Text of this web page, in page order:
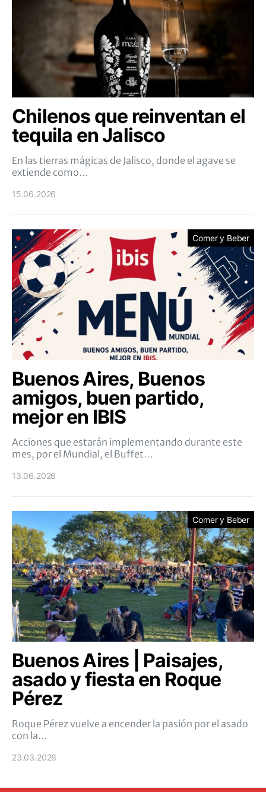
Chilenos que reinventan el
tequila en Jalisco
En las tierras mágicas de Jalisco, donde el agave se
extiende como…
15.06.2026
Comer y Beber
Buenos Aires, Buenos
amigos, buen partido,
mejor en IBIS
Acciones que estarán implementando durante este
mes, por el Mundial, el Buffet…
13.06.2026
Comer y Beber
Buenos Aires | Paisajes,
asado y fiesta en Roque
Pérez
Roque Pérez vuelve a encender la pasión por el asado
con la…
23.03.2026